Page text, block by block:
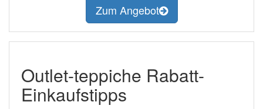
Zum Angebot
Outlet-teppiche Rabatt-
Einkaufstipps